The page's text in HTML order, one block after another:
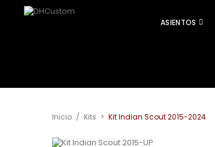
ASIENTOS
Inicio / Kits > Kit Indian Scout 2015-2024